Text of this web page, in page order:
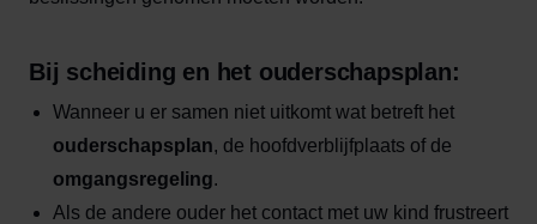
Bij scheiding en het ouderschapsplan:
Wanneer u er samen niet uitkomt wat betreft het
ouderschapsplan, de hoofdverblijfplaats of de
omgangsregeling.
Als de andere ouder het contact met uw kind frustreert